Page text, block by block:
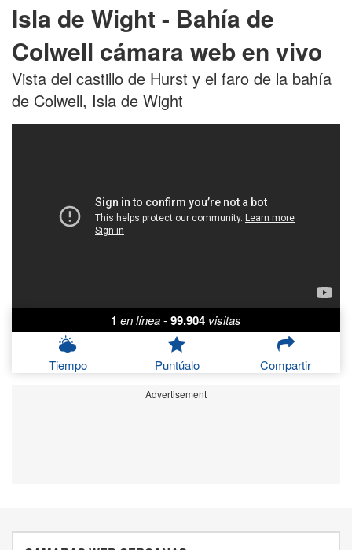
Isla de Wight - Bahía de
Colwell cámara web en vivo
Vista del castillo de Hurst y el faro de la bahía
de Colwell, Isla de Wight
1 en línea-99.904 visitas
Tiempo Puntúalo Compartir
Advertisement